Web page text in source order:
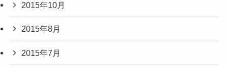
2015年10月
2015年8月
2015年7月